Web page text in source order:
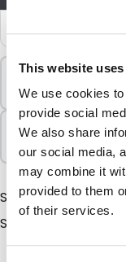
This website
We use cookies
provide social
We also share
our social media,
may combine it
provided to them
of their services.
1 Einheiten
In Paketen
1 Einheiten
Servicekit besteht
Siegeldrähte und 2